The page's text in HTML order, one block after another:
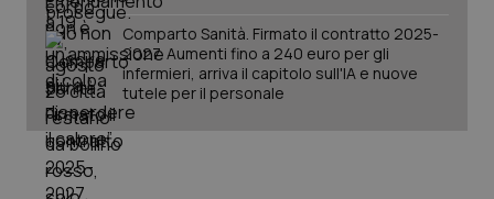
Comparto Sanità. Firmato il contratto 2025-
2027. Aumenti fino a 240 euro per gli
infermieri, arriva il capitolo sull'IA e nuove
tutele per il personale
PHPSESSID